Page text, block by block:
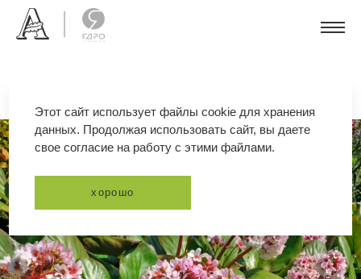
Этот сайт использует файлы cookie для хранения
данных. Продолжая использовать сайт, вы даете
свое согласие на работу с этими файлами.
хорошо